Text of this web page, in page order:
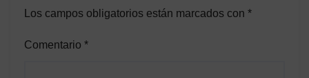
Los campos obligatorios están marcados con *
Comentario *